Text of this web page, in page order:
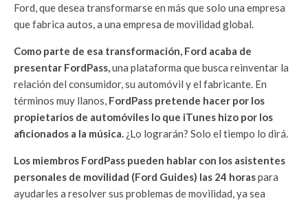
Ford, que desea transformarse en más que solo una empresa
que fabrica autos, a una empresa de movilidad global.
Como parte de esa transformación, Ford acaba de
presentar FordPass,una plataforma que busca reinventar la
relación del consumidor, su automóvil y el fabricante. En
términos muy llanos, FordPass pretende hacer por los
propietarios de automóviles lo que iTunes hizo por los
aficionados a la música. ¿Lo lograrán? Solo el tiempo lo dirá.
Los miembros FordPass pueden hablar con los asistentes
personales de movilidad (Ford Guides) las 24 horaspara
ayudarles a resolver sus problemas de movilidad, ya sea